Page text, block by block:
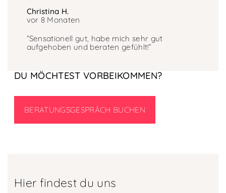
Christina H.
vor 8 Monaten
“Sensationell gut, habe mich sehr gut
aufgehoben und beraten gefühlt!”
DU MÖCHTEST VORBEIKOMMEN?
BERATUNGSGESPRÄCH BUCHEN
Hier findest du uns